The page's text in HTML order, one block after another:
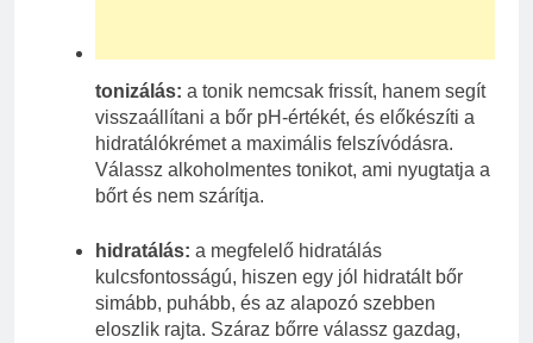
tonizálás: a tonik nemcsak frissít, hanem segít
visszaállítani a bőr pH-értékét, és előkészíti a
hidratálókrémet a maximális felszívódásra.
Válassz alkoholmentes tonikot, ami nyugtatja a
bőrt és nem szárítja.
hidratálás: a megfelelő hidratálás
kulcsfontosságú, hiszen egy jól hidratált bőr
simább, puhább, és az alapozó szebben
eloszlik rajta. Száraz bőrre válassz gazdag,